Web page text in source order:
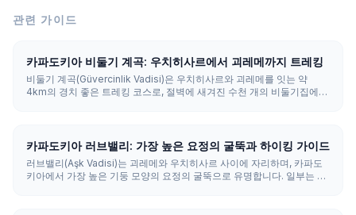
관련 가이드
카파도키아 비둘기 계곡: 우치히사르에서 괴레메까지 트레킹
비둘기 계곡(Güvercinlik Vadisi)은 우치히사르와 괴레메를 잇는 약
4km의 경치 좋은 트레킹 코스로, 절벽에 새겨진 수천 개의 비둘기집에서
카파도키아 러브밸리: 가장 높은 요정의 굴뚝과 하이킹 가이드
러브밸리(Aşk Vadisi)는 괴레메와 우치히사르 사이에 자리하며, 카파도
키아에서 가장 높은 기둥 모양의 요정의 굴뚝으로 유명합니다. 일부는 높